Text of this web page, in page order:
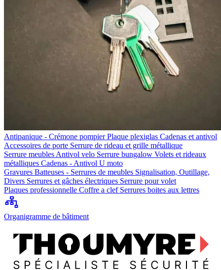
Antipanique - Crémone pompierPlaque plexiglas Cadenas et antivol
Accessoires de porte Serrure de rideau et grille métallique
Serrure meubles Antivol velo Serrure bungalow Volets et rideaux
métalliques Cadenas - Antivol U moto
Gravures Batteuses - Serrures de meubles Signalisation, Outillage,
Divers Serrures et gâches électriques Serrure pour volet
Plaques professionnelle Coffre a clef Serrures boites aux lettres
Organigramme de bâtiment